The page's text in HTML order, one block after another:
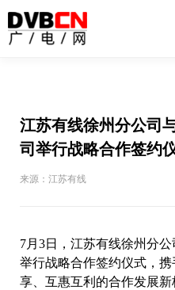
江苏有线徐州分公司
司举行战略合作签约
来源：江苏有线
7月3日，江苏有线徐州分
举行战略合作签约仪式，
享、互惠互利的合作发展